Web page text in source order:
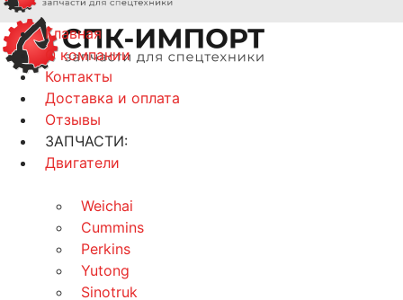
Главная
О компании
Контакты
Доставка и оплата
Отзывы
ЗАПЧАСТИ:
Двигатели
Weichai
Cummins
Perkins
Yutong
Sinotruk